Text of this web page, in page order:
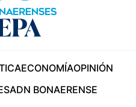
ECONOMÍAOPINIÓN
ADN BONAERENSE